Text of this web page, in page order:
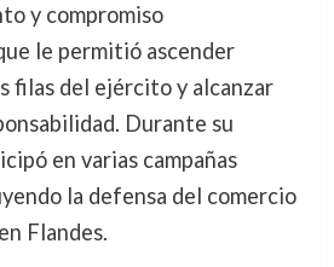
y compromiso
le permitió ascender
filas del ejército y alcanzar
Durante su
en varias campañas
la defensa del comercio
Flandes.